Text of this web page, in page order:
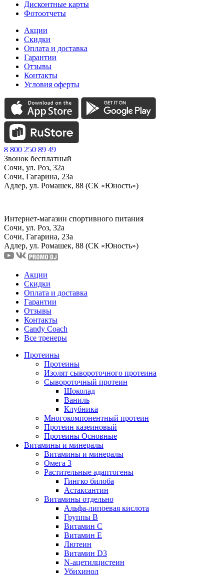
Дисконтные карты
Фотоотчеты
Акции
Скидки
Оплата и доставка
Гарантии
Отзывы
Контакты
Условия оферты
8 800 250 89 49
Звонок бесплатный
Сочи, ул. Роз, 32а
Сочи, Гагарина, 23а
Адлер, ул. Ромашек, 88 (СК «Юность»)
Интернет-магазин спортивного питания
Сочи, ул. Роз, 32а
Сочи, Гагарина, 23а
Адлер, ул. Ромашек, 88 (СК «Юность»)
Акции
Скидки
Оплата и доставка
Гарантии
Отзывы
Контакты
Candy Coach
Все тренеры
Протеины
Протеины
Изолят сывороточного протеина
Сывороточный протеин
Шоколад
Ваниль
Клубника
Многокомпонентный протеин
Протеин казеиновый
Протеины Основные
Витамины и минералы
Витамины и минералы
Омега 3
Растительные адаптогены
Гингко билоба
Астаксантин
Витамины отдельно
Альфа-липоевая кислота
Группы B
Витамин С
Витамин Е
Лютеин
Витамин D3
N-ацетилцистеин
Убихинол